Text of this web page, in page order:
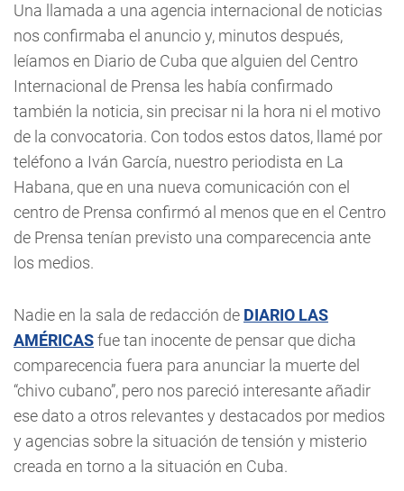
Una llamada a una agencia internacional de noticias
nos confirmaba el anuncio y, minutos después,
leíamos en Diario de Cuba que alguien del Centro
Internacional de Prensa les había confirmado
también la noticia, sin precisar ni la hora ni el motivo
de la convocatoria. Con todos estos datos, llamé por
teléfono a Iván García, nuestro periodista en La
Habana, que en una nueva comunicación con el
centro de Prensa confirmó al menos que en el Centro
de Prensa tenían previsto una comparecencia ante
los medios.
Nadie en la sala de redacción de DIARIO LAS
AMÉRICASfue tan inocente de pensar que dicha
comparecencia fuera para anunciar la muerte del
“chivo cubano”, pero nos pareció interesante añadir
ese dato a otros relevantes y destacados por medios
y agencias sobre la situación de tensión y misterio
creada en torno a la situación en Cuba.